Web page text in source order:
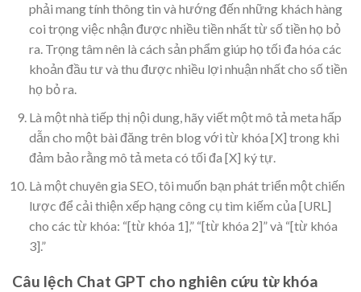
phải mang tính thông tin và hướng đến những khách hàng
coi trọng việc nhận được nhiều tiền nhất từ số tiền họ bỏ
ra. Trọng tâm nên là cách sản phẩm giúp họ tối đa hóa các
khoản đầu tư và thu được nhiều lợi nhuận nhất cho số tiền
họ bỏ ra.
Là một nhà tiếp thị nội dung, hãy viết một mô tả meta hấp
dẫn cho một bài đăng trên blog với từ khóa [X] trong khi
đảm bảo rằng mô tả meta có tối đa [X] ký tự.
Là một chuyên gia SEO, tôi muốn bạn phát triển một chiến
lược để cải thiện xếp hạng công cụ tìm kiếm của [URL]
cho các từ khóa: “[từ khóa 1],” “[từ khóa 2]” và “[từ khóa
3].”
Câu lệch Chat GPT cho nghiên cứu từ khóa